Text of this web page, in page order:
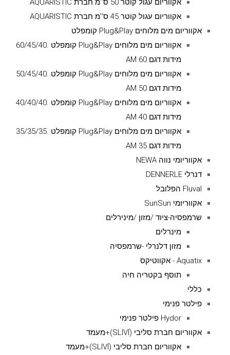
אקווריום עגול קוטר 50 ס''מ חברת AQUARISTIC
אקווריום עגול קוטר 45 ס''מ חברת AQUARISTIC
אקווריום מים מלוחים Plug&Play קומפלט
אקווריום מים מלוחים Plug&Play קומפלט .60/45/40
מידות דגם AM 60
אקווריום מים מלוחים Plug&Play קומפלט .50/45/40
מידות דגם AM 50
אקווריום מים מלוחים Plug&Play קומפלט .40/40/40
מידות דגם AM 40
אקווריום מים מלוחים Plug&Play קומפלט .35/35/35
מידות דגם AM 35
אקווריומי נווה NEWA
דנרלי DENNERLE
Fluval הפלובל
אקווריומי SunSun
שרמפסיה-ציוד /מזון /מינירלים
מינרלים
מזון דלנרלי -שרמפסיה
Aquatix - אקווטיקס
תוסף בקטריה חיה
כללי
פילטר פנימי
Hydor פילטר פנימי
אקווריום חברת סליבי (SLIVIׂׂ)+מעמד
אקווריום חברת סליבי (SLIVIׂׂ)+מעמד